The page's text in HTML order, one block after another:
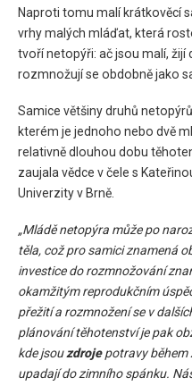
Naproti tomu malí krátkověcí
vrhy malých mláďat, která
tvoří netopýři: ač jsou malí, žijí
rozmnožují se obdobně jako
Samice většiny druhů
kterém je jednoho nebo dvě
relativně dlouhou dobu
zaujala vědce v čele s
Univerzity v Brně.
„Mládě netopýra může po
těla, což pro samici znamená
investice do rozmnožování
okamžitým reprodukčním
přežití a rozmnožení se v
plánování těhotenství je pak
kde jsouzdrojepotravy během
upadají do zimního spánku.